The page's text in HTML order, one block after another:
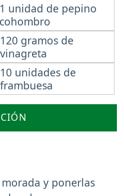
1 unidad de pepino
cohombro
120 gramos de
vinagreta
10 unidades de
frambuesa
y ponerlas